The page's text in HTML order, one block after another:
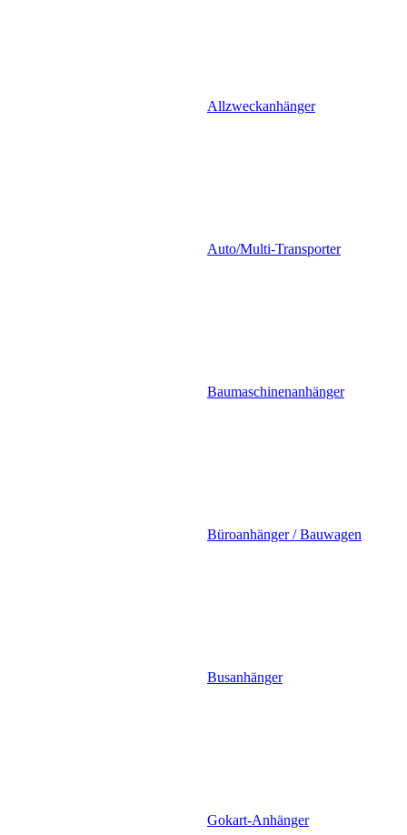
Allzweckanhänger
Auto/Multi-Transporter
Baumaschinenanhänger
Büroanhänger / Bauwagen
Busanhänger
Gokart-Anhänger